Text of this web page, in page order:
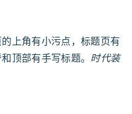
上角有小污点，标题页有
顶部有手写标题。 时代装